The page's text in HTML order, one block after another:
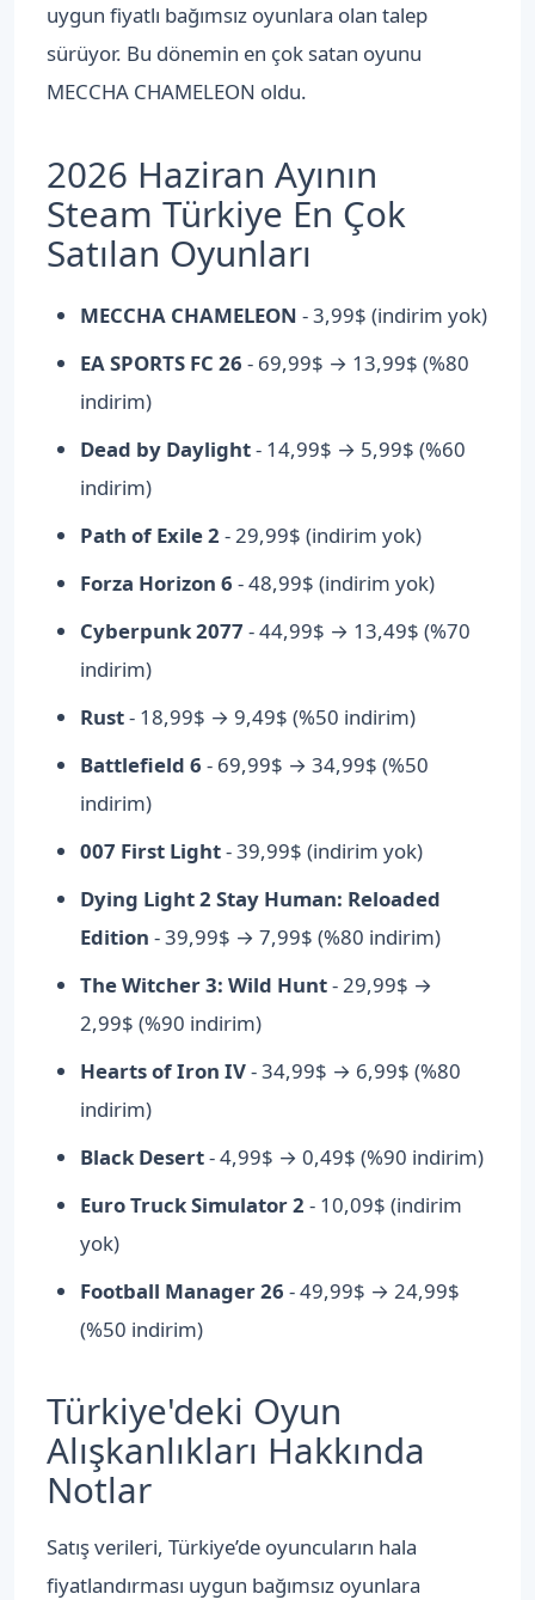
uygun fiyatlı bağımsız oyunlara olan talep
sürüyor. Bu dönemin en çok satan oyunu
MECCHA CHAMELEON oldu.
2026 Haziran Ayının
Steam Türkiye En Çok
Satılan Oyunları
MECCHA CHAMELEON - 3,99$ (indirim yok)
EA SPORTS FC 26 - 69,99$ → 13,99$ (%80
indirim)
Dead by Daylight- 14,99$ → 5,99$ (%60
indirim)
Path of Exile 2 - 29,99$ (indirim yok)
Forza Horizon 6 - 48,99$ (indirim yok)
Cyberpunk 2077 - 44,99$ → 13,49$ (%70
indirim)
Rust- 18,99$ → 9,49$ (%50 indirim)
Battlefield 6 - 69,99$ → 34,99$ (%50
indirim)
007 First Light- 39,99$ (indirim yok)
Dying Light 2 Stay Human: Reloaded
Edition - 39,99$ → 7,99$ (%80 indirim)
The Witcher 3: Wild Hunt- 29,99$ →
2,99$ (%90 indirim)
Hearts of Iron IV- 34,99$ → 6,99$ (%80
indirim)
Black Desert- 4,99$ → 0,49$ (%90 indirim)
Euro Truck Simulator 2 - 10,09$ (indirim
yok)
Football Manager 26 - 49,99$ → 24,99$
(%50 indirim)
Türkiye'deki Oyun
Alışkanlıkları Hakkında
Notlar
Satış verileri, Türkiye’de oyuncuların hala
fiyatlandırması uygun bağımsız oyunlara